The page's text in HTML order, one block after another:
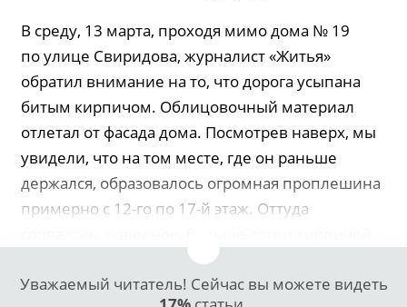
В среду, 13 марта, проходя мимо дома № 19
по улице Свиридова, журналист «Житья»
обратил внимание на то, что дорога усыпана
битым кирпичом. Облицовочный материал
отлетал от фасада дома. Посмотрев наверх, мы
увидели, что на том месте, где он раньше
держался, образовалось огромная проплешина
примерно с 12-го по 17-й этаж. Оттуда
Уважаемый читатель! Сейчас вы можете видеть